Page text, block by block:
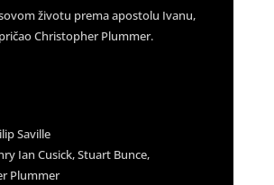
životu prema apostolu Ivanu,
Christopher Plummer.
Saville
Ian Cusick, Stuart Bunce,
Plummer